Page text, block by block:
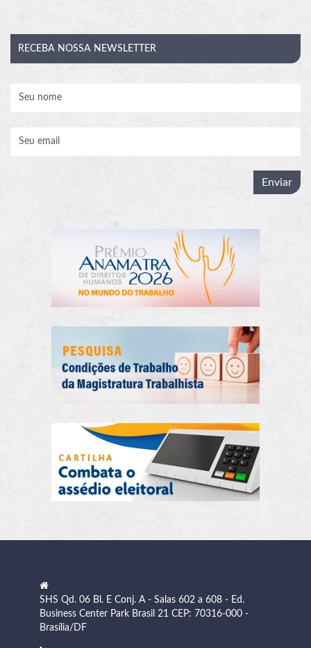
RECEBA NOSSA NEWSLETTER
SHS Qd. 06 Bl. E Conj. A - Salas 602 a 608 - Ed.
Business Center Park Brasil 21 CEP: 70316-000 -
Brasília/DF